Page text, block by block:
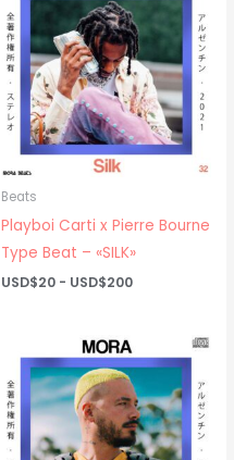
Beats
Playboi Carti x Pierre Bourne
Type Beat – «SILK»
USD$20 - USD$200Rango
USD$20
hasta
USD$200